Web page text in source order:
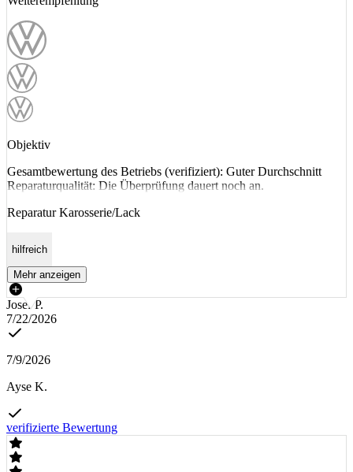
Objektiv
Gesamtbewertung des Betriebs (verifiziert): Guter Durchschnitt
Reparaturqualität: Die Überprüfung dauert noch an.
Reparatur Karosserie/Lack
hilfreich
Mehr anzeigen
Josef P.
7/22/2026
7/9/2026
Ayse K.
verifizierte Bewertung